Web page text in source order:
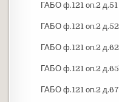
ГАБО ф.121 оп.2 д.51
ГАБО ф.121 оп.2 д.52
ГАБО ф.121 оп.2 д.62
ГАБО ф.121 оп.2 д.65
ГАБО ф.121 оп.2 д.67